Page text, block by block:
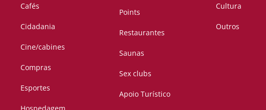
Cafés
Cidadania
Cine/cabines
Compras
Esportes
Points
Restaurantes
Saunas
Sex clubs
Apoio Turístico
Cultura
Outros